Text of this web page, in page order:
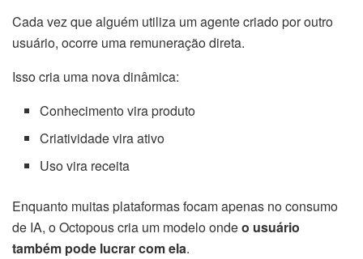
Cada vez que alguém utiliza um agente criado por outro
usuário, ocorre uma remuneração direta.
Isso cria uma nova dinâmica:
Conhecimento vira produto
Criatividade vira ativo
Uso vira receita
Enquanto muitas plataformas focam apenas no consumo
de IA, o Octopous cria um modelo ondeo usuário
também pode lucrar com ela.